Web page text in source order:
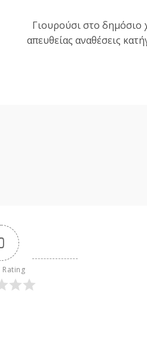
Γιουρούσι στο δημόσιο
απευθείας αναθέσεις